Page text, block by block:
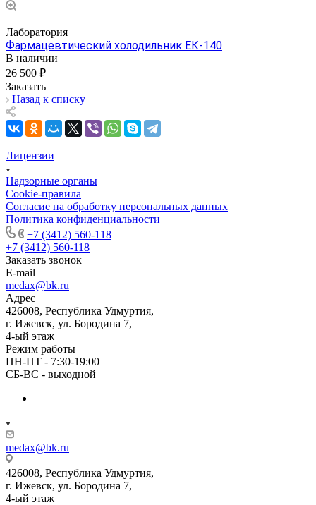
Лаборатория
Фармацевтический холодильник ЕК-140
В наличии
26 500 ₽
Заказать
Назад к списку
Лицензии
Надзорные органы
Cookie-правила
Согласие на обработку персональных данных
Политика конфиденциальности
+7 (3412) 560-118
+7 (3412) 560-118
Заказать звонок
E-mail
medax@bk.ru
Адрес
426008, Республика Удмуртия,
г. Ижевск, ул. Бородина 7,
4-ый этаж
Режим работы
ПН-ПТ - 7:30-19:00
СБ-ВС - выходной
medax@bk.ru
426008, Республика Удмуртия,
г. Ижевск, ул. Бородина 7,
4-ый этаж